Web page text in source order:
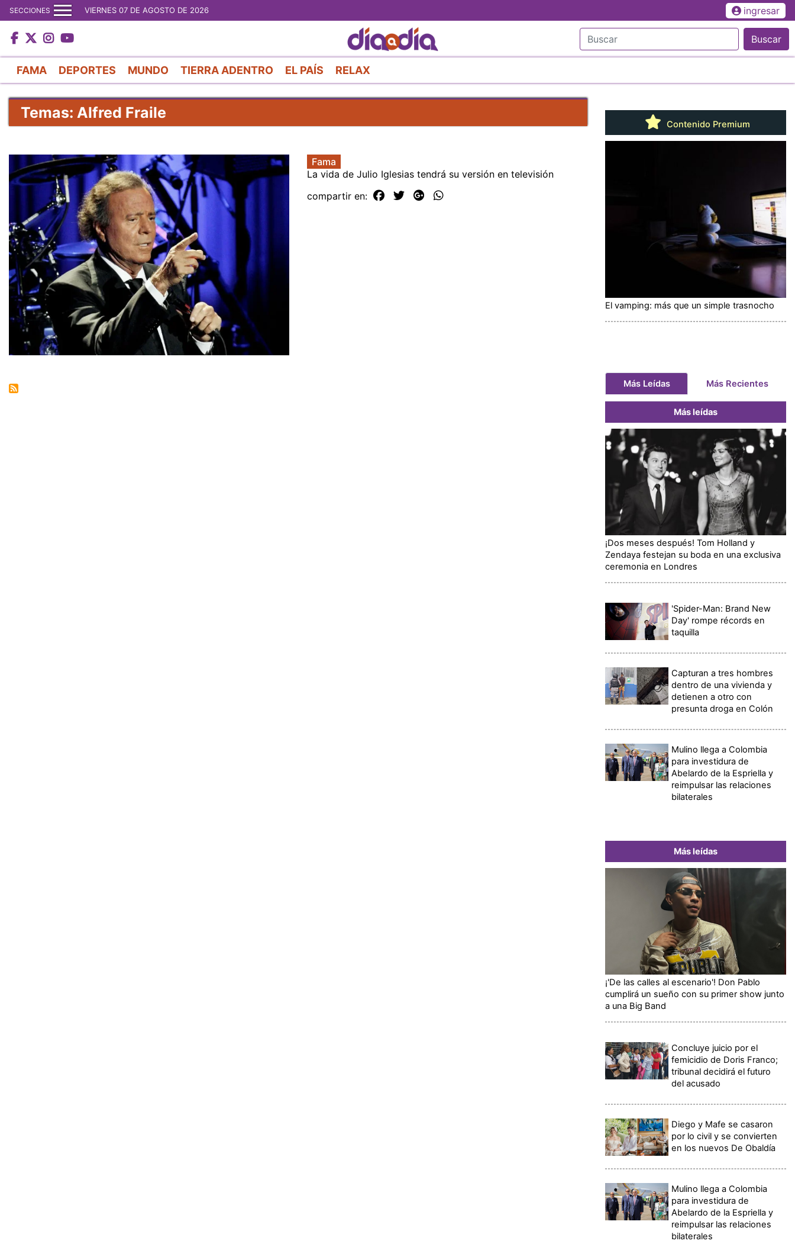
al
contenido
principal
SECCIONES VIERNES 07 DE AGOSTO DE 2026 ingresar
Buscar
FAMA DEPORTES MUNDO TIERRA ADENTRO EL PAÍS RELAX
Temas: Alfred Fraile
Fama
La vida de Julio Iglesias tendrá su versión en televisión
compartir en:
Contenido Premium
El vamping: más que un simple trasnocho
Más Leídas Más Recientes
Más leídas
¡Dos meses después! Tom Holland y
Zendaya festejan su boda en una exclusiva
ceremonia en Londres
'Spider-Man: Brand New
Day' rompe récords en
taquilla
Capturan a tres hombres
dentro de una vivienda y
detienen a otro con
presunta droga en Colón
Mulino llega a Colombia
para investidura de
Abelardo de la Espriella y
reimpulsar las relaciones
bilaterales
Más leídas
¡'De las calles al escenario'! Don Pablo
cumplirá un sueño con su primer show junto
a una Big Band
Concluye juicio por el
femicidio de Doris Franco;
tribunal decidirá el futuro
del acusado
Diego y Mafe se casaron
por lo civil y se convierten
en los nuevos De Obaldía
Mulino llega a Colombia
para investidura de
Abelardo de la Espriella y
reimpulsar las relaciones
bilaterales